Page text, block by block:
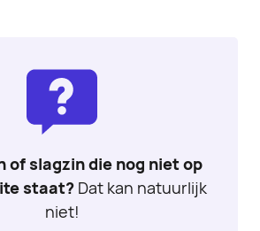
of slagzin die nog niet op
staat? Dat kan natuurlijk
niet!